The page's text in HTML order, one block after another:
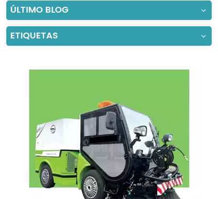
العربية
Türkçe
ÚLTIMO BLOG
ETIQUETAS